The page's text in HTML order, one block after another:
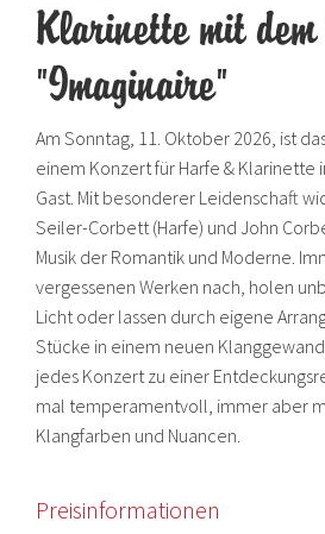
Klarinette mit
"Imaginaire"
Am Sonntag, 11. Oktober 2026, ist
einem Konzert für Harfe & Klarinette
Gast. Mit besonderer Leidenschaft
Seiler-Corbett (Harfe) und John
Musik der Romantik und Moderne.
vergessenen Werken nach, holen
Licht oder lassen durch eigene
Stücke in einem neuen
jedes Konzert zu einer
mal temperamentvoll, immer aber
Klangfarben und Nuancen.
Preisinformationen